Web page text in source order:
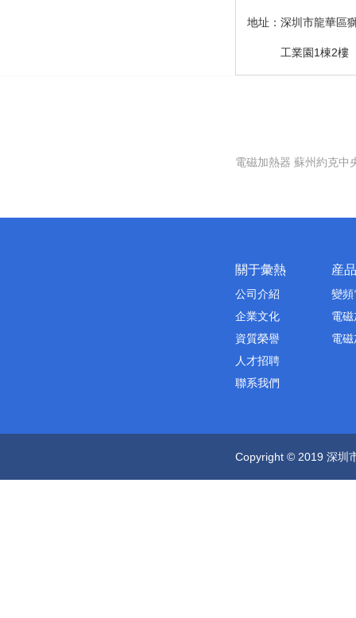
地址：深圳市龍華區
工業園1棟2樓
電磁加熱器 蘇州約克中
關于彙熱
公司介紹
企業文化
資質榮譽
人才招聘
聯系我們
産
變頻
電
電
Copyright © 2019 深圳